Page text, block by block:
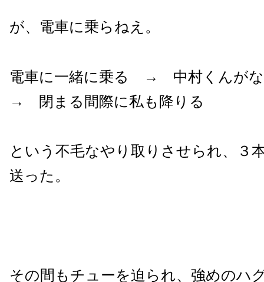
が、電車に乗らねえ。
電車に一緒に乗る →
中村くんが
→
閉まる間際に私も降りる
という不毛なやり取りさせられ、３
送った。
その間もチューを迫られ、強めのハ